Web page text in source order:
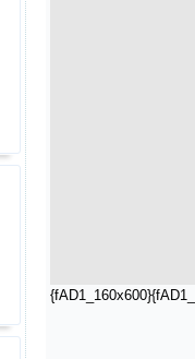
{fAD1_160x600}